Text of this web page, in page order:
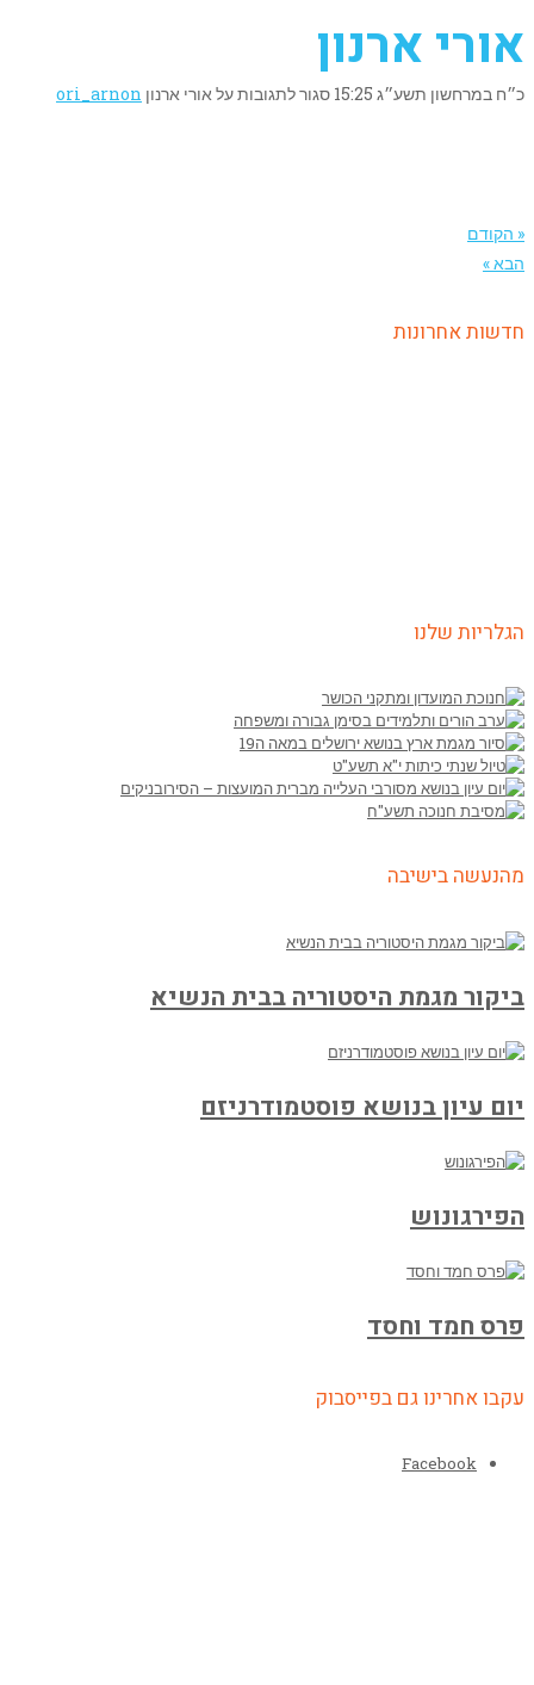
אורי ארנון
כ״ח במרחשון תשע״ג 15:25 סגור לתגובותעל אורי ארנון ori_arnon
« הקודם
הבא »
חדשות אחרונות
הגלריות שלנו
מהנעשה בישיבה
ביקור מגמת היסטוריה בבית הנשיא
יום עיון בנושא פוסטמודרניזם
הפירגונוש
פרס חמד וחסד
עקבו אחרינו גם בפייסבוק
Facebook